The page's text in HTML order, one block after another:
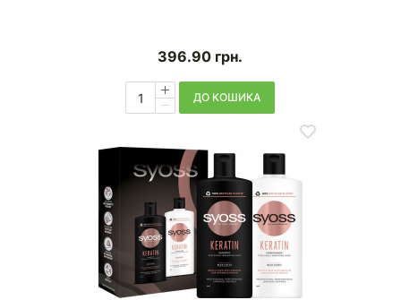
396.90 грн.
ДО КОШИКА